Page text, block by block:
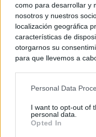
como para desarrollar y
nosotros y nuestros
localización geográfica
características de
otorgarnos su
para que llevemos a
negar su
de su consentimiento,
rechazar tal
Personal Data
I want to opt-out of
personal data.
Opted In